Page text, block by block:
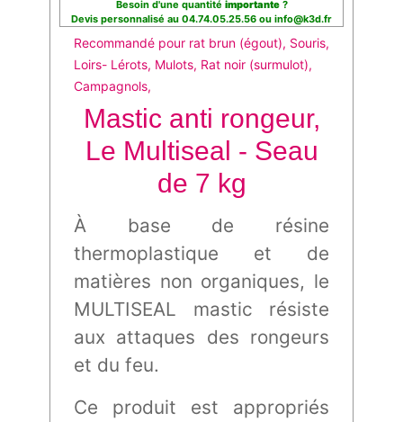
Besoin d'une quantité importante?
Devis personnalisé au 04.74.05.25.56 ou info@k3d.fr
Recommandé pour rat brun (égout), Souris,
Loirs- Lérots, Mulots, Rat noir (surmulot),
Campagnols,
Mastic anti rongeur,
Le Multiseal - Seau
de 7 kg
À base de résine
thermoplastique et de
matières non organiques, le
MULTISEAL mastic résiste
aux attaques des rongeurs
et du feu.
Ce produit est appropriés